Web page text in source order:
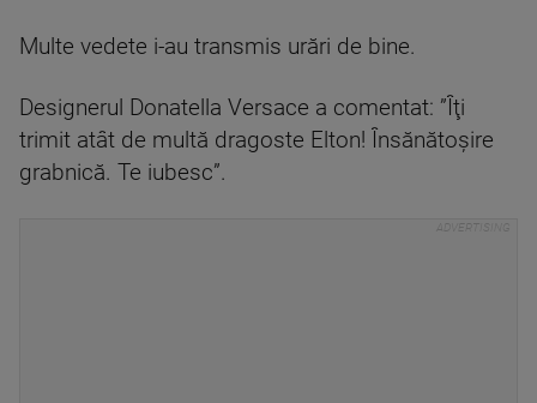
Multe vedete i-au transmis urări de bine.
Designerul Donatella Versace a comentat: ”Îţi
trimit atât de multă dragoste Elton! Însănătoşire
grabnică. Te iubesc”.